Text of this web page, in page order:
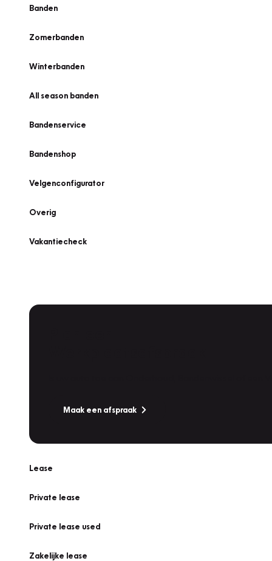
Banden
Zomerbanden
Winterbanden
All season banden
Bandenservice
Bandenshop
Velgenconfigurator
Overig
Vakantiecheck
Maak een afspraak
Lease
Private lease
Private lease used
Zakelijke lease